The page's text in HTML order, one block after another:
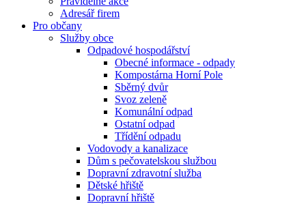
Adresář firem
Pro občany
Služby obce
Odpadové hospodářství
Obecné informace - odpady
Kompostárna Horní Pole
Sběrný dvůr
Svoz zeleně
Komunální odpad
Ostatní odpad
Třídění odpadu
Vodovody a kanalizace
Dům s pečovatelskou službou
Dopravní zdravotní služba
Dětské hřiště
Dopravní hřiště